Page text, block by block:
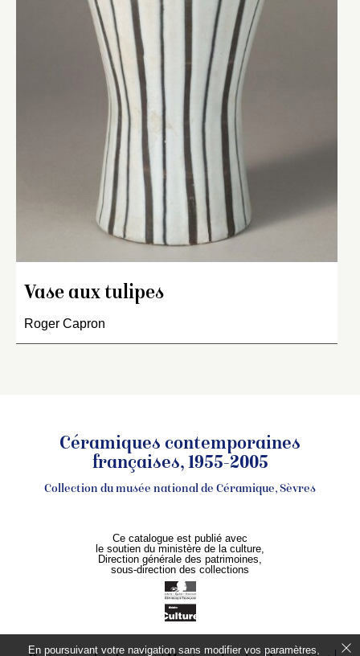
Vase aux tulipes
Roger Capron
Céramiques contemporaines
françaises, 1955-2005
Collection du musée national de Céramique, Sèvres
Ce catalogue est publié avec
le soutien du ministère de la culture,
Direction générale des patrimoines,
sous-direction des collections
En poursuivant votre navigation sans modifier vos paramètres,